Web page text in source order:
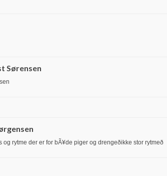
Sørensen
rytme der er for bÃ¥de piger og drengeðikke stor rytmeð